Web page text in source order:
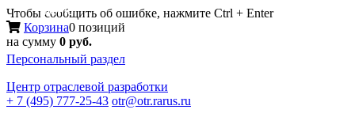
Чтобы сообщить об ошибке, нажмите Ctrl + Enter
Корзина0 позиций
на сумму 0 руб.
Персональный раздел
Центр отраслевой разработки
+ 7 (495) 777-25-43 otr@otr.rarus.ru
Меню